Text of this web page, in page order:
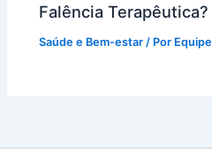
Falência Terapêutica?
Saúde e Bem-estar / Por Equipe